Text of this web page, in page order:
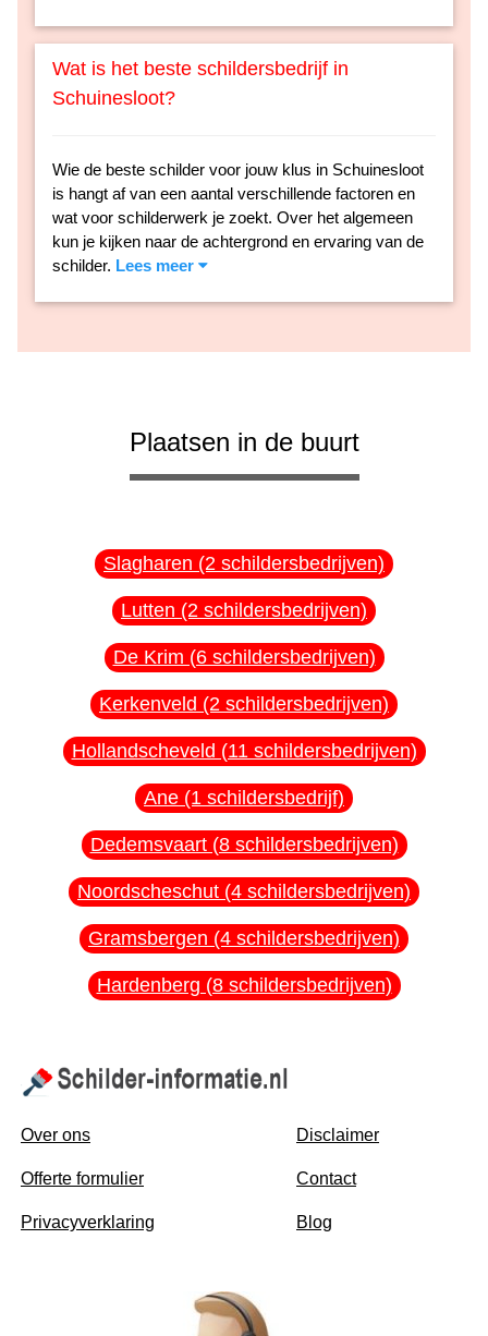
Wat is het beste schildersbedrijf in
Schuinesloot?
Wie de beste schilder voor jouw klus in Schuinesloot
is hangt af van een aantal verschillende factoren en
wat voor schilderwerk je zoekt. Over het algemeen
kun je kijken naar de achtergrond en ervaring van de
schilder. Lees meer
Plaatsen in de buurt
Slagharen (2 schildersbedrijven)
Lutten (2 schildersbedrijven)
De Krim (6 schildersbedrijven)
Kerkenveld (2 schildersbedrijven)
Hollandscheveld (11 schildersbedrijven)
Ane (1 schildersbedrijf)
Dedemsvaart (8 schildersbedrijven)
Noordscheschut (4 schildersbedrijven)
Gramsbergen (4 schildersbedrijven)
Hardenberg (8 schildersbedrijven)
Over ons
Offerte formulier
Privacyverklaring
Disclaimer
Contact
Blog